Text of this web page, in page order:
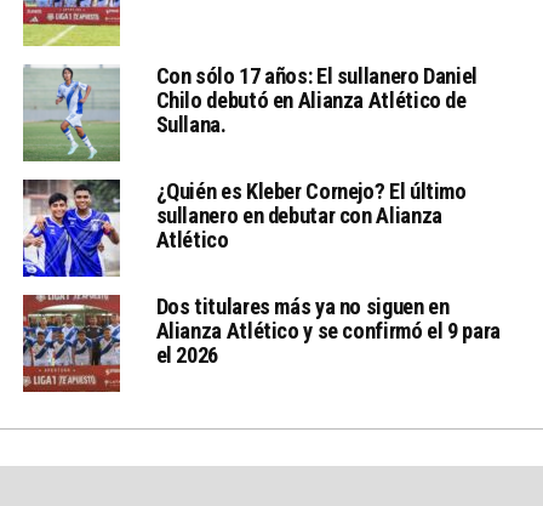
Con sólo 17 años: El sullanero Daniel
Chilo debutó en Alianza Atlético de
Sullana.
¿Quién es Kleber Cornejo? El último
sullanero en debutar con Alianza
Atlético
Dos titulares más ya no siguen en
Alianza Atlético y se confirmó el 9 para
el 2026